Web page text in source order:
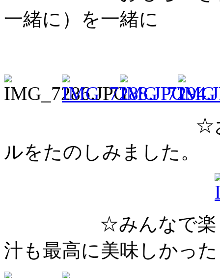
一緒に）を一緒に
☆お昼の準備
ルをたのしみました。
☆みんなで楽しい
汁も最高に美味しかっ